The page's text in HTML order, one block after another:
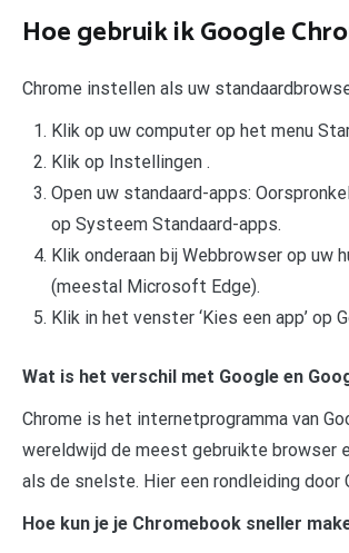
Hoe gebruik ik Google
Chrome instellen als uw
Klik op uw computer op het menu
Klik op Instellingen .
Open uw standaard-apps:
op Systeem Standaard-apps.
Klik onderaan bij Webbrowser op uw
(meestal Microsoft Edge).
Klik in het venster ‘Kies een app’ op
Wat is het verschil met Google en
Chrome is het internetprogramma van
wereldwijd de meest gebruikte browser
als de snelste. Hier een rondleiding door
Hoe kun je je Chromebook sneller